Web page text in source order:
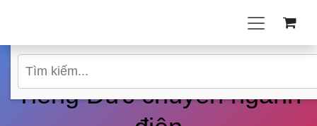
Tiếng Đức chuyên ngành